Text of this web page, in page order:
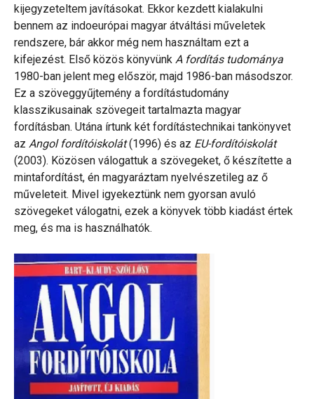
kijegyzeteltem javításokat. Ekkor kezdett kialakulni
bennem az indoeurópai magyar átváltási műveletek
rendszere, bár akkor még nem használtam ezt a
kifejezést. Első közös könyvünk A fordítás tudománya
1980-ban jelent meg először, majd 1986-ban másodszor.
Ez a szöveggyűjtemény a fordítástudomány
klasszikusainak szövegeit tartalmazta magyar
fordításban. Utána írtunk két fordítástechnikai tankönyvet
az Angol fordítóiskolát(1996) és az EU-fordítóiskolát
(2003). Közösen válogattuk a szövegeket, ő készítette a
mintafordítást, én magyaráztam nyelvészetileg az ő
műveleteit. Mivel igyekeztünk nem gyorsan avuló
szövegeket válogatni, ezek a könyvek több kiadást értek
meg, és ma is használhatók.